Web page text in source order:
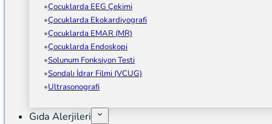
Çocuklarda EEG Çekimi
Çocuklarda Ekokardiyografi
Çocuklarda EMAR (MR)
Çocuklarda Endoskopi
Solunum Fonksiyon Testi
Sondalı İdrar Filmi (VCUG)
Ultrasonografi
Gıda Alerjileri